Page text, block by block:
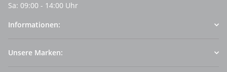
Sa: 09:00 - 14:00 Uhr
Informationen:
Unsere Marken: